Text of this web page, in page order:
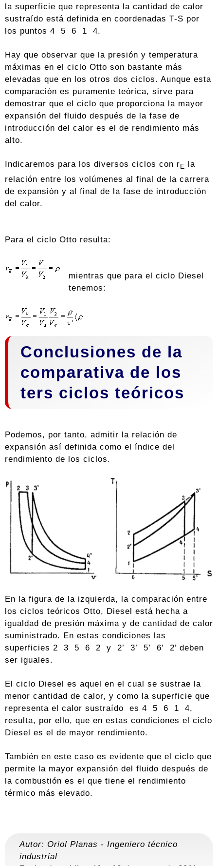
la superficie que representa la cantidad de calor
sustraído está definida en coordenadas T-S por
los puntos 4 5 6 1 4.
Hay que observar que la presión y temperatura
máximas en el ciclo Otto son bastante más
elevadas que en los otros dos ciclos. Aunque esta
comparación es puramente teórica, sirve para
demostrar que el ciclo que proporciona la mayor
expansión del fluido después de la fase de
introducción del calor es el de rendimiento más
alto.
Indicaremos para los diversos ciclos con rE la
relación entre los volúmenes al final de la carrera
de expansión y al final de la fase de introducción
del calor.
Para el ciclo Otto resulta:
mientras que para el ciclo Diesel
tenemos:
Conclusiones de la
comparativa de los
ters ciclos teóricos
Podemos, por tanto, admitir la relación de
expansión así definida como el índice del
rendimiento de los ciclos.
En la figura de la izquierda, la comparación entre
los ciclos teóricos Otto, Diesel está hecha a
igualdad de presión máxima y de cantidad de calor
suministrado. En estas condiciones las
superficies 2 3 5 6 2 y 2’ 3’ 5’ 6’ 2’ deben
ser iguales.
El ciclo Diesel es aquel en el cual se sustrae la
menor cantidad de calor, y como la superficie que
representa el calor sustraído es 4 5 6 1 4,
resulta, por ello, que en estas condiciones el ciclo
Diesel es el de mayor rendimiento.
También en este caso es evidente que el ciclo que
permite la mayor expansión del fluido después de
la combustión es el que tiene el rendimiento
térmico más elevado.
Autor: Oriol Planas - Ingeniero técnico
industrial